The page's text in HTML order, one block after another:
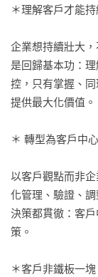
＊理解客戶才能持
企業想持續壯大
是回歸基本功：
控，只有掌握、
提供最大化價值。
＊ 轉型為客戶中
以客戶觀點而非
化管理、驗證、
決策都貫徹：客
策。
＊客戶非鐵板一